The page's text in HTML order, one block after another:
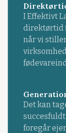
I Effektivt
direktørtid
når vi
Det kan
foregår